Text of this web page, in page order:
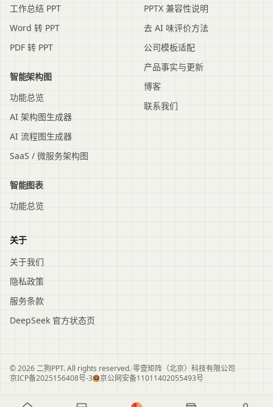
工作总结 PPT
Word 转 PPT
PDF 转 PPT
智能架构图
功能总览
AI 架构图生成器
AI 流程图生成器
SaaS / 微服务架构图
智能图表
功能总览
PPTX 兼容性说明
去 AI 味评价方法
公司模板适配
产品事实与更新
博客
联系我们
关于
关于我们
隐私政策
服务条款
DeepSeek 官方状态页
© 2026 二狗PPT. All rights reserved.·零壹矩阵（北京）科技有限公司
京ICP备2025156408号-3
京公网安备11011402055493号